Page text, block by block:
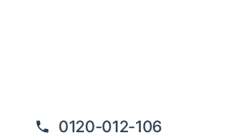
0120-012-106